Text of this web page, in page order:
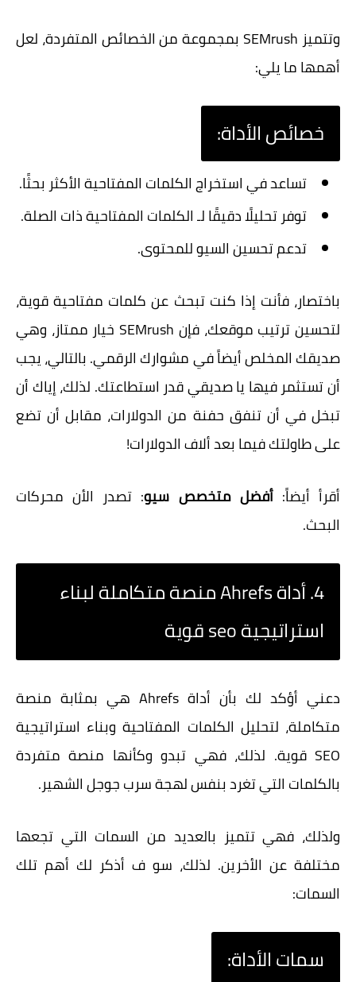
وتتميز SEMrush بمجموعة من الخصائص المتفردة، لعل
أهمها ما يلي:
خصائص الأداة:
تساعد في استخراج الكلمات المفتاحية الأكثر بحثًا.
توفر تحليلًا دقيقًا لـ الكلمات المفتاحية ذات الصلة.
تدعم تحسين السيو للمحتوى.
باختصار، فأنت إذا كنت تبحث عن كلمات مفتاحية قوية،
لتحسين ترتيب موقعك، فإن SEMrush خيار ممتاز، وهي
صديقك المخلص أيضاً في مشوارك الرقمي. بالتالي، يجب
أن تستثمر فيها يا صديقي قدر استطاعتك. لذلك، إياك أن
تبخل في أن تنفق حفنة من الدولارات، مقابل أن تضع
على طاولتك فيما بعد ألاف الدولارات!
أقرأ أيضاً:أفضل متخصص سيو: تصدر الأن محركات
البحث.
4. أداة Ahrefs منصة متكاملة لبناء
استراتيجية seo قوية
دعني أؤكد لك بأن أداة Ahrefs هي بمثابة منصة
متكاملة، لتحليل الكلمات المفتاحية وبناء استراتيجية
SEO قوية. لذلك، فهي تبدو وكأنها منصة متفردة
بالكلمات التي تغرد بنفس لهجة سرب جوجل الشهير.
ولذلك، فهي تتميز بالعديد من السمات التي تجعها
مختلفة عن الأخرين. لذلك، سو ف أذكر لك أهم تلك
السمات:
سمات الأداة: